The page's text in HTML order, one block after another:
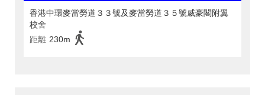
香港中環麥當勞道３３號及麥當勞道３５號威豪閣附翼
校舍
距離 230m